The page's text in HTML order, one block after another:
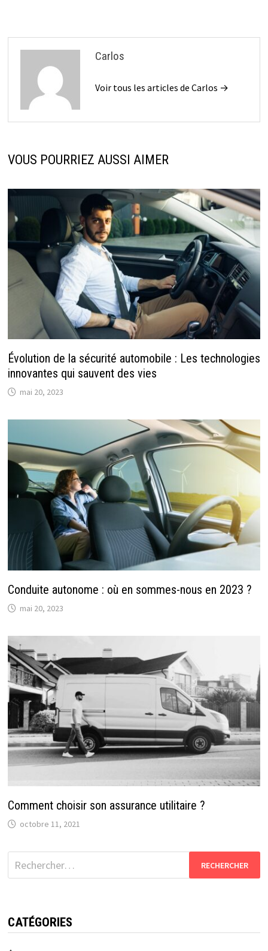
Carlos
Voir tous les articles de Carlos →
VOUS POURRIEZ AUSSI AIMER
Évolution de la sécurité automobile : Les technologies
innovantes qui sauvent des vies
mai 20, 2023
Conduite autonome : où en sommes-nous en 2023 ?
mai 20, 2023
Comment choisir son assurance utilitaire ?
octobre 11, 2021
Rechercher :
CATÉGORIES